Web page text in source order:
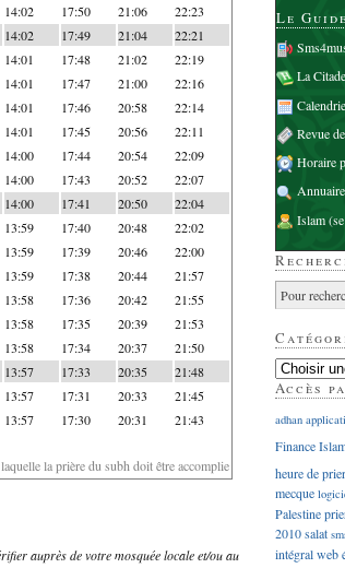
14:02 17:50 21:06 22:23
14:02 17:49 21:04 22:21
14:01 17:48 21:02 22:19
14:01 17:47 21:00 22:16
14:01 17:46 20:58 22:14
14:01 17:45 20:56 22:11
14:00 17:44 20:54 22:09
14:00 17:43 20:52 22:07
14:00 17:41 20:50 22:04
13:59 17:40 20:48 22:02
13:59 17:39 20:46 22:00
13:59 17:38 20:44 21:57
13:58 17:36 20:42 21:55
13:58 17:35 20:39 21:53
13:58 17:34 20:37 21:50
13:57 17:33 20:35 21:48
13:57 17:31 20:33 21:45
13:57 17:30 20:31 21:43
la prière du subh doit être accomplie
auprès de votre mosquée locale et/ou au
Le
La
Revue
Horaire
Islam
Accès
adhan
Finance
heure de
mecque
Palestine
2010salat
intégralweb